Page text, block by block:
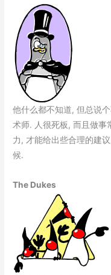
他什么都不知道, 但总说
术师. 人很死板, 而且做事
力, 才能给出些合理的建
候.
The Dukes